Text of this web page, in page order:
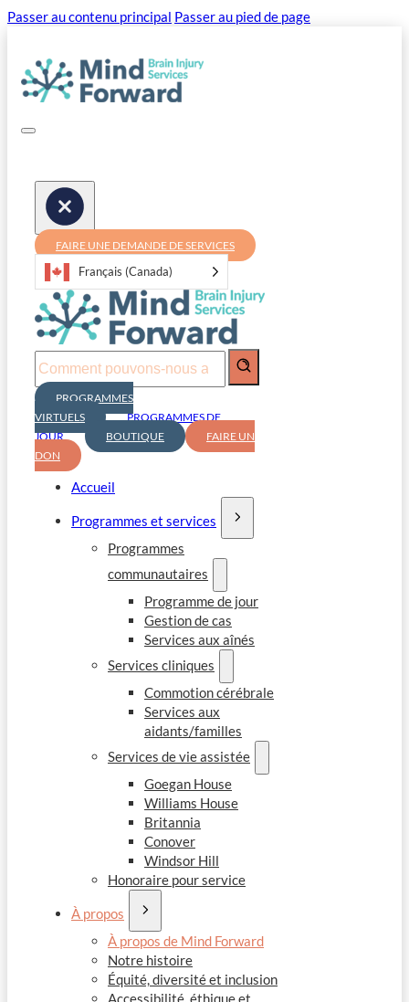
Passer au contenu principal Passer au pied de page
FAIRE UNE DEMANDE DE SERVICES
Français (Canada)
Recherche
PROGRAMMES
VIRTUELS
PROGRAMMES DE
JOUR
BOUTIQUE
FAIRE UN
DON
Accueil
Programmes et services
Programmes
communautaires
Programme de jour
Gestion de cas
Services aux aînés
Services cliniques
Commotion cérébrale
Services aux
aidants/familles
Services de vie assistée
Goegan House
Williams House
Britannia
Conover
Windsor Hill
Honoraire pour service
À propos
À propos de Mind Forward
Notre histoire
Équité, diversité et inclusion
Accessibilité, éthique et